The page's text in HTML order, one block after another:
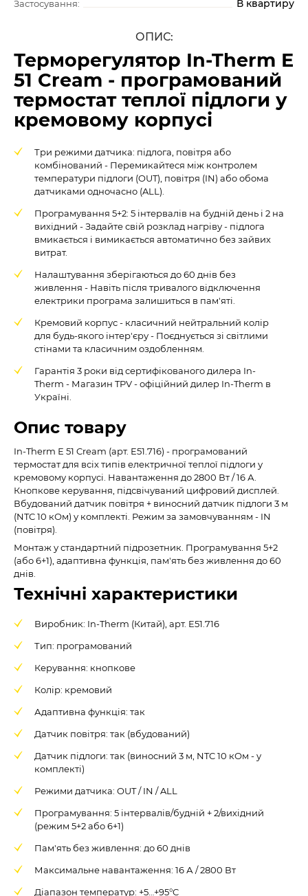
Застосування: В квартиру
ОПИС:
Терморегулятор In-Therm Е
51 Cream - програмований
термостат теплої підлоги у
кремовому корпусі
Три режими датчика: підлога, повітря або
комбінований - Перемикайтеся між контролем
температури підлоги (OUT), повітря (IN) або обома
датчиками одночасно (ALL).
Програмування 5+2: 5 інтервалів на будній день і 2 на
вихідний - Задайте свій розклад нагріву - підлога
вмикається і вимикається автоматично без зайвих
витрат.
Налаштування зберігаються до 60 днів без
живлення - Навіть після тривалого відключення
електрики програма залишиться в пам'яті.
Кремовий корпус - класичний нейтральний колір
для будь-якого інтер'єру - Поєднується зі світлими
стінами та класичним оздобленням.
Гарантія 3 роки від сертифікованого дилера In-
Therm - Магазин TPV - офіційний дилер In-Therm в
Україні.
Опис товару
In-Therm Е 51 Cream (арт. E51.716) - програмований
термостат для всіх типів електричної теплої підлоги у
кремовому корпусі. Навантаження до 2800 Вт / 16 А.
Кнопкове керування, підсвічуваний цифровий дисплей.
Вбудований датчик повітря + виносний датчик підлоги 3 м
(NTC 10 кОм) у комплекті. Режим за замовчуванням - IN
(повітря).
Монтаж у стандартний підрозетник. Програмування 5+2
(або 6+1), адаптивна функція, пам'ять без живлення до 60
днів.
Технічні характеристики
Виробник: In-Therm (Китай), арт. E51.716
Тип: програмований
Керування: кнопкове
Колір: кремовий
Адаптивна функція: так
Датчик повітря: так (вбудований)
Датчик підлоги: так (виносний 3 м, NTC 10 кОм - у
комплекті)
Режими датчика: OUT / IN / ALL
Програмування: 5 інтервалів/будній + 2/вихідний
(режим 5+2 або 6+1)
Пам'ять без живлення: до 60 днів
Максимальне навантаження: 16 А / 2800 Вт
Діапазон температур: +5…+95°C